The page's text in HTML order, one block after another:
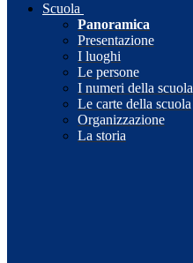
Scuola
Panoramica
Presentazione
I luoghi
Le persone
I numeri della scuola
Le carte della scuola
Organizzazione
La storia